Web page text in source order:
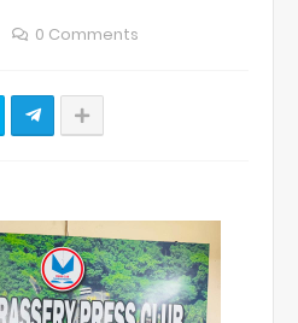
0 Comments